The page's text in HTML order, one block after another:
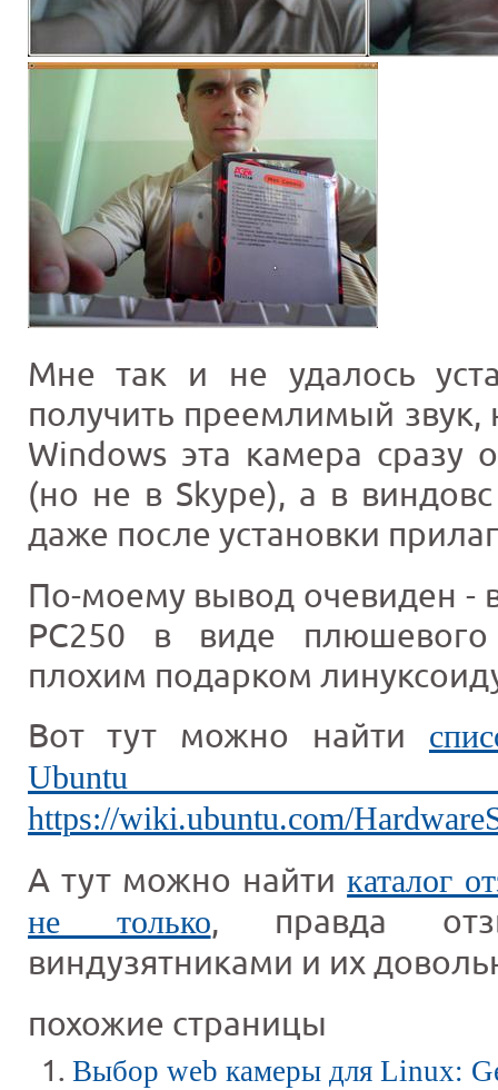
Мне так и не удалось
получить преемлимый звук,
Windows эта камера сразу
(но не в Skype), а в
даже после установки
По-моему вывод очевиден -
PC250 в виде плюшевого
плохим подарком
Вот тут можно найти
Ubuntu
https://wiki.ubuntu.com/
А тут можно найтикаталог
не только, правда
виндузятниками и их
похожие страницы
Выбор web камеры для Linux: